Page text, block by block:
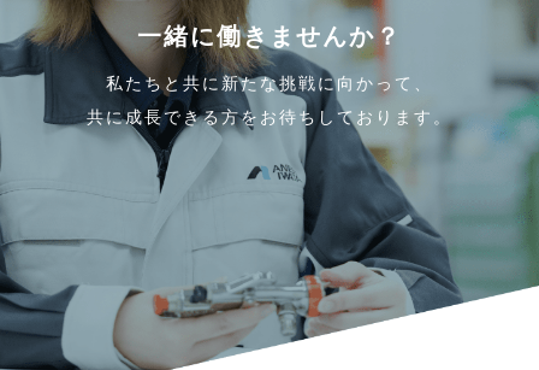
一緒に働きませんか？
私たちと共に新たな挑戦に向かって、
共に成長できる方をお待ちしております。